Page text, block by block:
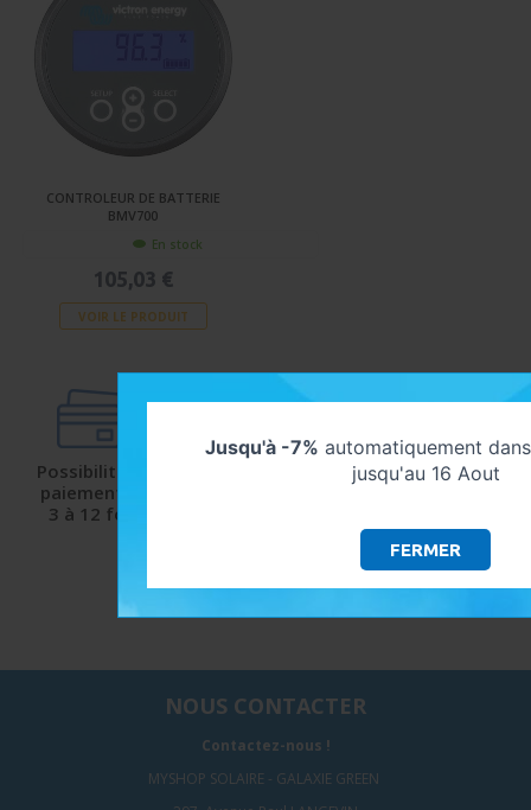
CONTROLEUR DE BATTERIE
BMV700
En stock
105,03 €
VOIR LE PRODUIT
Possibilité de
paiement de
3 à 12 fois
Satisfaction
Verifiés
NOUS CONTACTER
Contactez-nous !
MYSHOP SOLAIRE - GALAXIE GREEN
Jusqu'à -7% automatiquement
jusqu'au 16 Aout
FERMER